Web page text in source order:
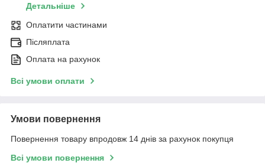
Детальніше
Оплатити частинами
Післяплата
Оплата на рахунок
Всі умови оплати
Умови повернення
Повернення товару впродовж 14 днів за рахунок покупця
Всі умови повернення